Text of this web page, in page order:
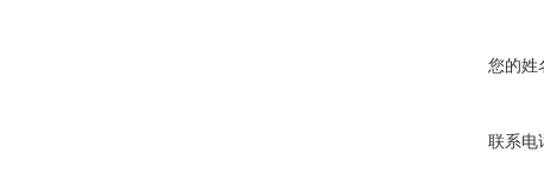
您的姓
联系电